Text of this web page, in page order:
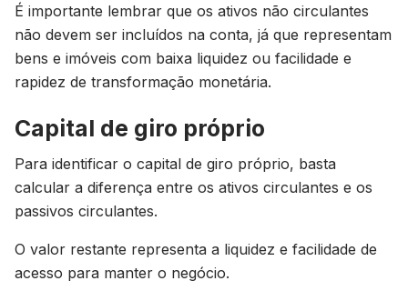
É importante lembrar que os ativos não circulantes
não devem ser incluídos na conta, já que representam
bens e imóveis com baixa liquidez ou facilidade e
rapidez de transformação monetária.
Capital de giro próprio
Para identificar o capital de giro próprio, basta
calcular a diferença entre os ativos circulantes e os
passivos circulantes.
O valor restante representa a liquidez e facilidade de
acesso para manter o negócio.